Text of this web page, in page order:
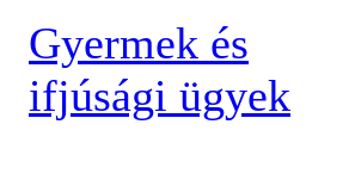
Gyermek és
ifjúsági ügyek